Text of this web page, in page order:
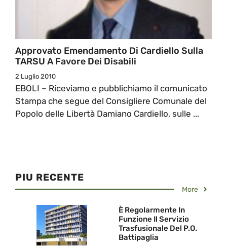
Approvato Emendamento Di Cardiello Sulla
TARSU A Favore Dei Disabili
2 Luglio 2010
EBOLI – Riceviamo e pubblichiamo il comunicato
Stampa che segue del Consigliere Comunale del
Popolo delle Libertà Damiano Cardiello, sulle ...
PIU RECENTE
More
È Regolarmente In
Funzione Il Servizio
Trasfusionale Del P.O.
Battipaglia